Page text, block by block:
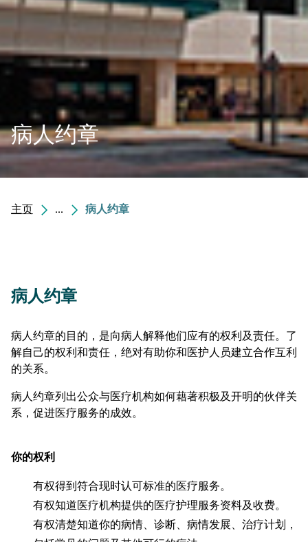
病人约章
主页 ... 病人约章
病人约章
病人约章的目的，是向病人解释他们应有的权利及责任。了
解自己的权利和责任，绝对有助你和医护人员建立合作互利
的关系。
病人约章列出公众与医疗机构如何藉著积极及开明的伙伴关
系，促进医疗服务的成效。
你的权利
有权得到符合现时认可标准的医疗服务。
有权知道医疗机构提供的医疗护理服务资料及收费。
有权清楚知道你的病情、诊断、病情发展、治疗计划，